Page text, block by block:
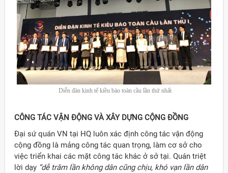
Diễn đàn kinh tế kiều bào toàn cầu lần thứ nhất
CÔNG TÁC VẬN ĐỘNG VÀ XÂY DỰNG CỘNG ĐỒNG
Đại sứ quán VN tại HQ luôn xác định công tác vận động
cộng đồng là mảng công tác quan trọng, làm cơ sở cho
việc triển khai các mặt công tác khác ở sở tại. Quán triệt
lời dạy “dễ trăm lần không dân cũng chịu, khó vạn lần dân